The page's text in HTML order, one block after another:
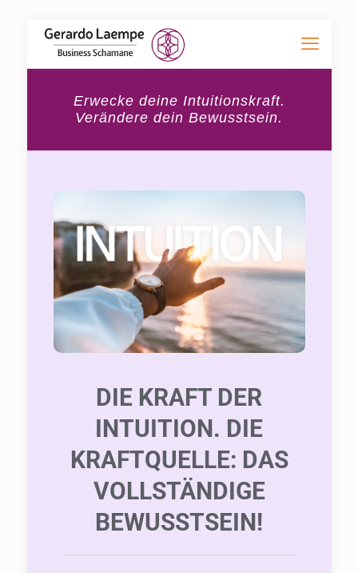
Erwecke deine Intuitionskraft.
Verändere dein Bewusstsein.
DIE KRAFT DER
INTUITION. DIE
KRAFTQUELLE: DAS
VOLLSTÄNDIGE
BEWUSSTSEIN!